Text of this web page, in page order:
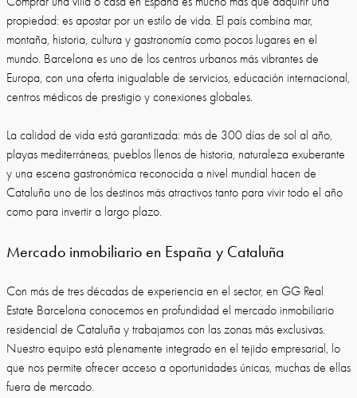
propiedad: es apostar por un estilo de vida. El país combina mar,
montaña, historia, cultura y gastronomía como pocos lugares en el
mundo. Barcelona es uno de los centros urbanos más vibrantes de
Europa, con una oferta inigualable de servicios, educación internacional,
centros médicos de prestigio y conexiones globales.
La calidad de vida está garantizada: más de 300 días de sol al año,
playas mediterráneas, pueblos llenos de historia, naturaleza exuberante
y una escena gastronómica reconocida a nivel mundial hacen de
Cataluña uno de los destinos más atractivos tanto para vivir todo el año
como para invertir a largo plazo.
Mercado inmobiliario en España y Cataluña
Con más de tres décadas de experiencia en el sector, en GG Real
Estate Barcelona conocemos en profundidad el mercado inmobiliario
residencial de Cataluña y trabajamos con las zonas más exclusivas.
Nuestro equipo está plenamente integrado en el tejido empresarial, lo
que nos permite ofrecer acceso a oportunidades únicas, muchas de ellas
fuera de mercado.